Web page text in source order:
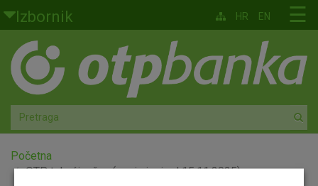
Skoči na glavni sadržaj
Izbornik
Građani
Privatno bankarstvo
Agro
Mala poduzeća i obrtnici
☰
HR EN
Početna
OTP tekući račun (u primjeni od 15.11.2025)